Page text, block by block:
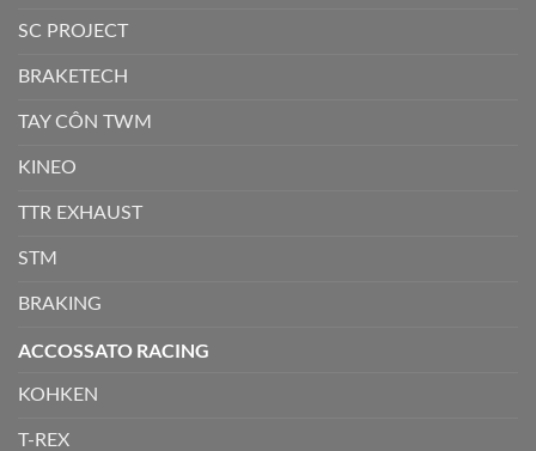
SC PROJECT
BRAKETECH
TAY CÔN TWM
KINEO
TTR EXHAUST
STM
BRAKING
ACCOSSATO RACING
KOHKEN
T-REX